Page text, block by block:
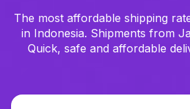
The most affordable shipping
in Indonesia. Shipments from
Quick, safe and affordable